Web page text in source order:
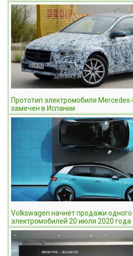
Прототип электромобиля
замечен в Испании
Volkswagen начнет продажи
электромобилей 20 июля 2020 года